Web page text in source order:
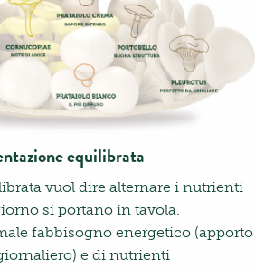
equilibrata
vuol dire alternare i nutrienti
si portano in tavola.
fabbisogno energetico (apporto
e di nutrienti